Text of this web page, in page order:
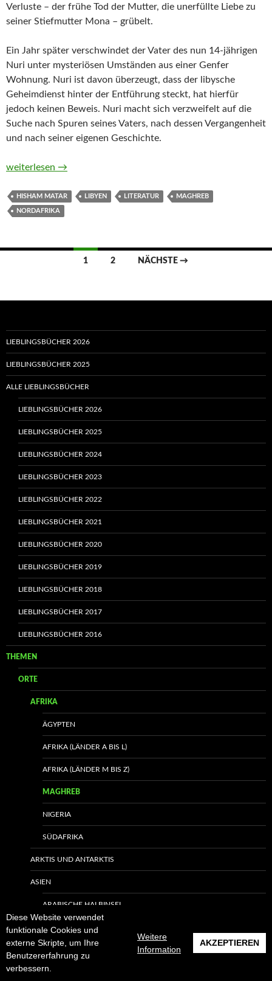
Diese Website verwendet
funktionale Cookies und
externe Skripte, um Ihre
Benutzererfahrung zu
verbessern.
Weitere
Information
AKZEPTIEREN
Verluste – der frühe Tod der Mutter, die unerfüllte Liebe zu
seiner Stiefmutter Mona – grübelt.
Ein Jahr später verschwindet der Vater des nun 14-jährigen
Nuri unter mysteriösen Umständen aus einer Genfer
Wohnung. Nuri ist davon überzeugt, dass der libysche
Geheimdienst hinter der Entführung steckt, hat hierfür
jedoch keinen Beweis. Nuri macht sich verzweifelt auf die
Suche nach Spuren seines Vaters, nach dessen Vergangenheit
und nach seiner eigenen Geschichte.
Geschichte eines Verschwindens von Hisham Matar
weiterlesen →
HISHAM MATAR LIBYEN LITERATUR MAGHREB
NORDAFRIKA
Beitragsnavigation
1 2 NÄCHSTE →
LIEBLINGSBÜCHER 2026
LIEBLINGSBÜCHER 2025
ALLE LIEBLINGSBÜCHER
LIEBLINGSBÜCHER 2026
LIEBLINGSBÜCHER 2025
LIEBLINGSBÜCHER 2024
LIEBLINGSBÜCHER 2023
LIEBLINGSBÜCHER 2022
LIEBLINGSBÜCHER 2021
LIEBLINGSBÜCHER 2020
LIEBLINGSBÜCHER 2019
LIEBLINGSBÜCHER 2018
LIEBLINGSBÜCHER 2017
LIEBLINGSBÜCHER 2016
THEMEN
ORTE
AFRIKA
ÄGYPTEN
AFRIKA (LÄNDER A BIS L)
AFRIKA (LÄNDER M BIS Z)
MAGHREB
NIGERIA
SÜDAFRIKA
ARKTIS UND ANTARKTIS
ASIEN
ARABISCHE HALBINSEL
INDIEN
IRAN
JAPAN